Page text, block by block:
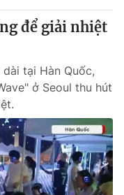
để giải nhiệt
tại Hàn Quốc,
ở Seoul thu hút